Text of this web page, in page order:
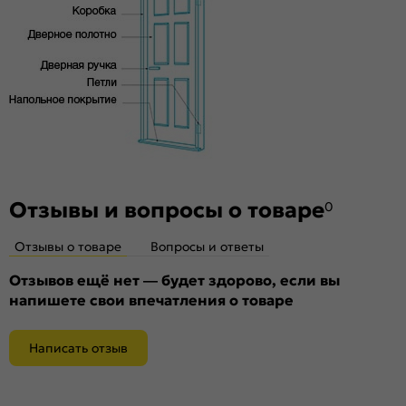
материалов — Super Realistic. Южная Корея.
Комплектующие
Телескопические погонажные изделия для качественного
регулируемого монтажа. Дверная коробка с TPE-
уплотнителем для мягкого закрывания. Благодаря особой
форме уплотнителя отсутствует закусывание со стороны
Отзывы и вопросы о товаре0
Отзывы о товаре Вопросы и ответы
Отзывов ещё нет — будет здорово, если вы
напишете свои впечатления о товаре
Написать отзыв